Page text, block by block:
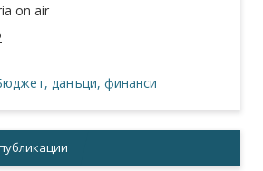
on air
данъци, финанси